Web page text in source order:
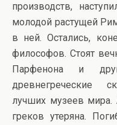
производств,
молодой растущей
в ней. Остались,
философов. Стоят
Парфенона и
древнегреческие
лучших музеев мира.
греков утеряна.